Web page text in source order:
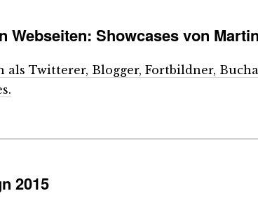
Webseiten: Showcases von
als Twitterer, Blogger, Fortbildner,
2015